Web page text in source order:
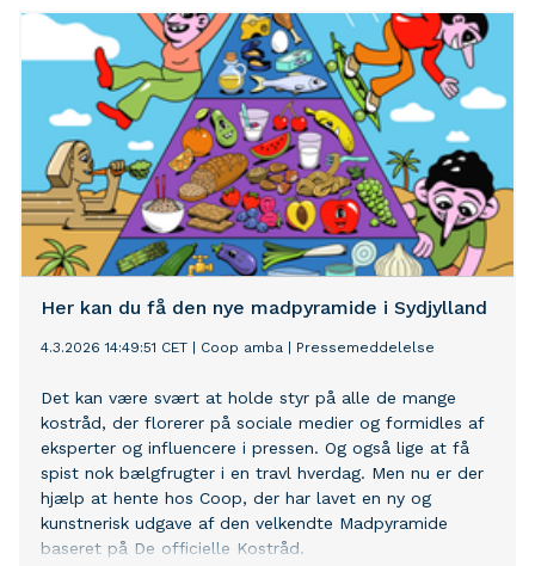
Her kan du få den nye madpyramide i Sydjylland
4.3.2026 14:49:51 CET Coop amba Pressemeddelelse
Det kan være svært at holde styr på alle de mange
kostråd, der florerer på sociale medier og formidles af
eksperter og influencere i pressen. Og også lige at få
spist nok bælgfrugter i en travl hverdag. Men nu er der
hjælp at hente hos Coop, der har lavet en ny og
kunstnerisk udgave af den velkendte Madpyramide
baseret på De officielle Kostråd.